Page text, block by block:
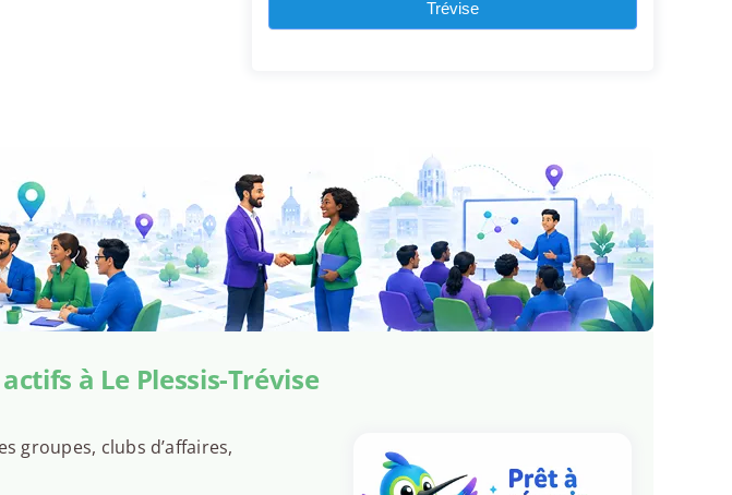
Trévise
à Le Plessis-Trévise
groupes, clubs d’affaires,